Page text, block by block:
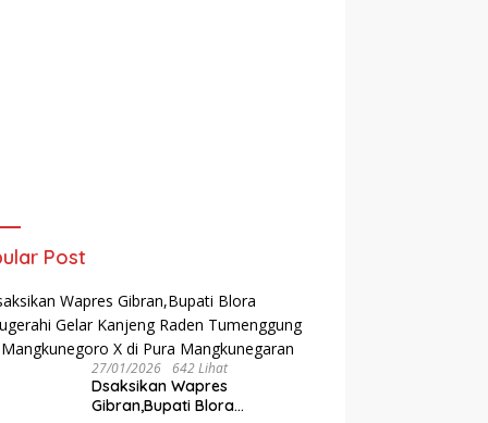
Post
27/01/2026 642 Lihat
‎Dsaksikan Wapres
Gibran,Bupati Blora